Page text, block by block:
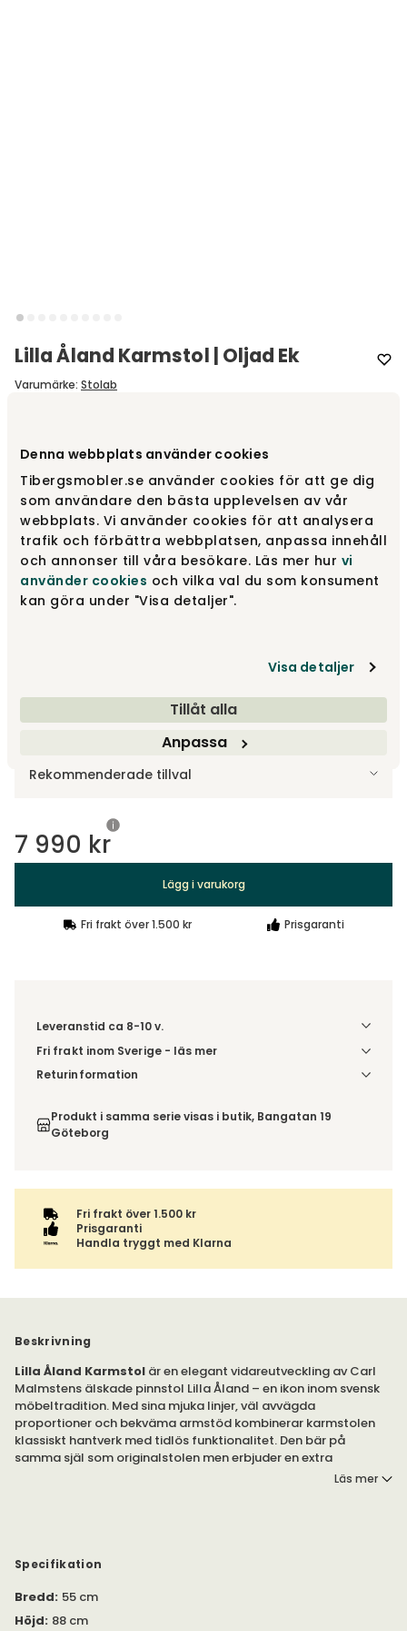
Denna webbplats använder cookies
Tibergsmobler.se använder cookies för att ge dig
som användare den bästa upplevelsen av vår
webbplats. Vi använder cookies för att analysera
trafik och förbättra webbplatsen, anpassa innehåll
och annonser till våra besökare. Läs mer hur vi
använder cookies och vilka val du som konsument
kan göra under "Visa detaljer".
Visa detaljer
Tillåt alla
Anpassa
Lilla Åland Karmstol | Oljad Ek
Varumärke: Stolab
Ek | Oljad
Björk | Ingefära 40 6 790 kr
Visa fler +20
Rekommenderade tillval
7 990 kr
Lägg i varukorg
Fri frakt över 1.500 kr Prisgaranti
Leveranstid ca 8-10 v.
Fri frakt inom Sverige - läs mer
Denna vara skickas till din port/tomtgräns. Innan leverans
ordern tillsammans.
Returinformation
inte av ångerrätten.
Produkt i samma serie visas i butik, Bangatan 19
Göteborg
Fri frakt över 1.500 kr
Prisgaranti
Handla tryggt med Klarna
Beskrivning
Lilla Åland Karmstol är en elegant vidareutveckling av Carl
Malmstens älskade pinnstol Lilla Åland – en ikon inom svensk
möbeltradition. Med sina mjuka linjer, väl avvägda
proportioner och bekväma armstöd kombinerar karmstolen
klassiskt hantverk med tidlös funktionalitet. Den bär på
samma själ som originalstolen men erbjuder en extra
utvalda behandlingar och färger – vilket gör det enkelt att
generationer.
Läs mer
Specifikation
Bredd: 55 cm
Höjd: 88 cm